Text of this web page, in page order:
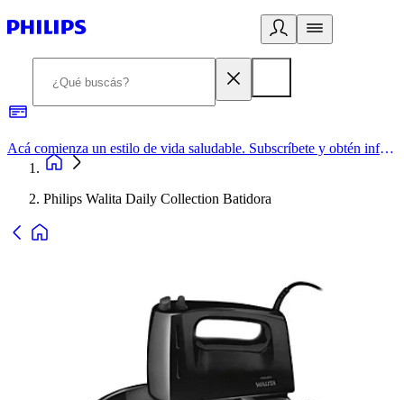
Acá comienza un estilo de vida saludable. Subscríbete y obtén información de primera mano
Philips Walita Daily Collection Batidora